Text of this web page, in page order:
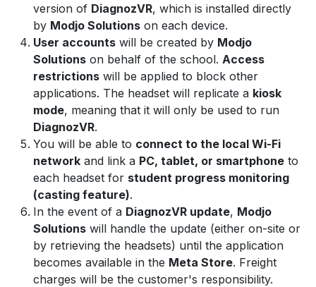
version of DiagnozVR, which is installed directly
by Modjo Solutions on each device.
User accounts will be created by Modjo
Solutions on behalf of the school. Access
restrictions will be applied to block other
applications. The headset will replicate a kiosk
mode, meaning that it will only be used to run
DiagnozVR.
You will be able to connect to the local Wi-Fi
network and link a PC, tablet, or smartphone to
each headset for student progress monitoring
(casting feature).
In the event of a DiagnozVR update, Modjo
Solutions will handle the update (either on-site or
by retrieving the headsets) until the application
becomes available in the Meta Store. Freight
charges will be the customer's responsibility.